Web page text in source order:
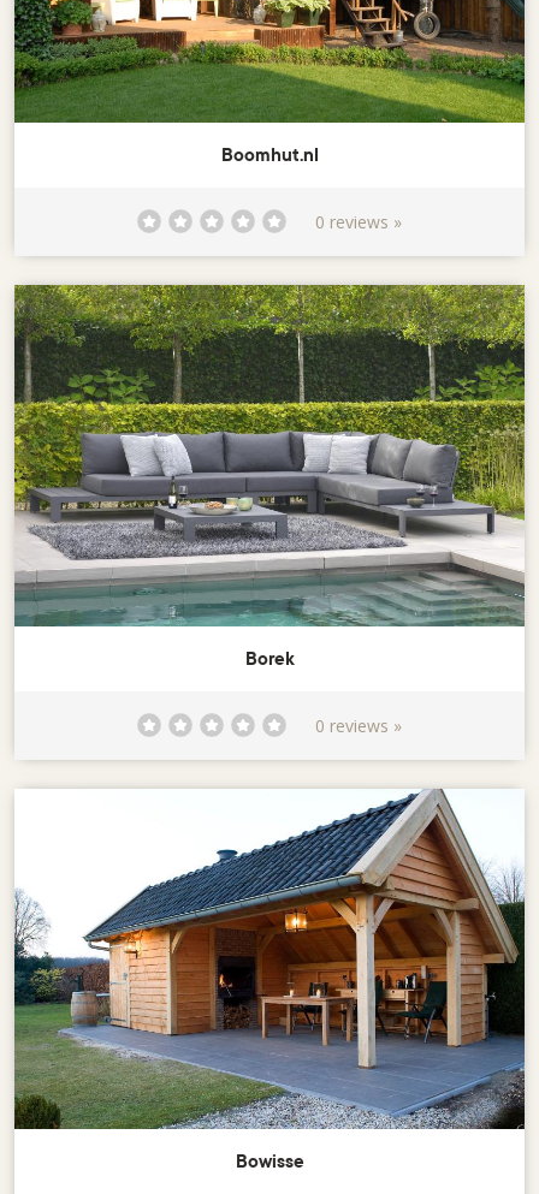
Boomhut.nl
0 reviews »
Borek
0 reviews »
Bowisse